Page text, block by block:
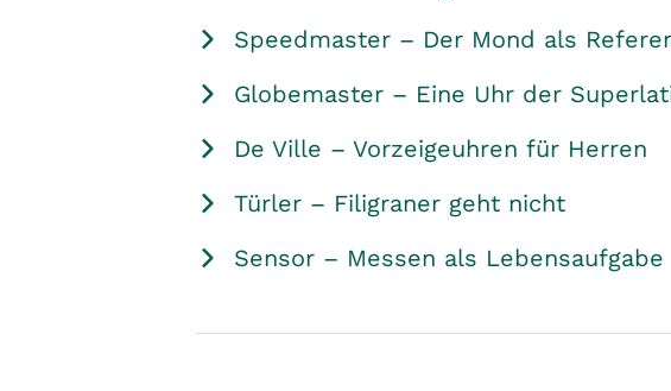
Speedmaster – Der Mond als
Globemaster – Eine Uhr der
De Ville – Vorzeigeuhren für Herren
Türler – Filigraner geht nicht
Sensor – Messen als Lebensaufgabe